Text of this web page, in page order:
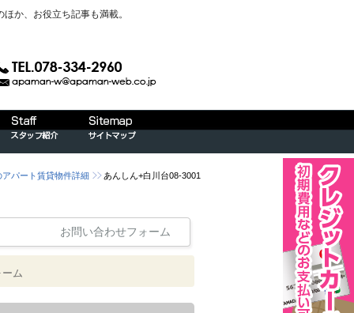
か、お役立ち記事も満載。
パート賃貸物件詳細
あんしん+白川台08-3001
お問い合わせフォーム
ム